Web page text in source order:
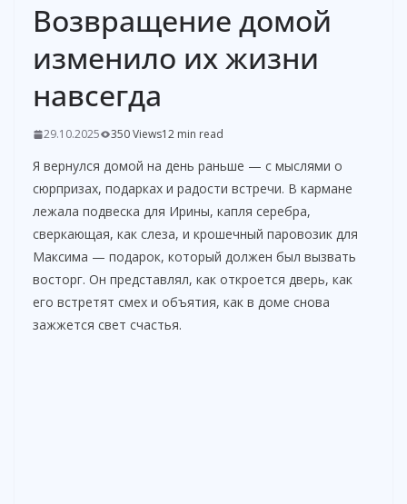
Возвращение домой
изменило их жизни
навсегда
29.10.2025 350 Views12 min read
Я вернулся домой на день раньше — с мыслями о
сюрпризах, подарках и радости встречи. В кармане
лежала подвеска для Ирины, капля серебра,
сверкающая, как слеза, и крошечный паровозик для
Максима — подарок, который должен был вызвать
восторг. Он представлял, как откроется дверь, как
его встретят смех и объятия, как в доме снова
зажжется свет счастья.